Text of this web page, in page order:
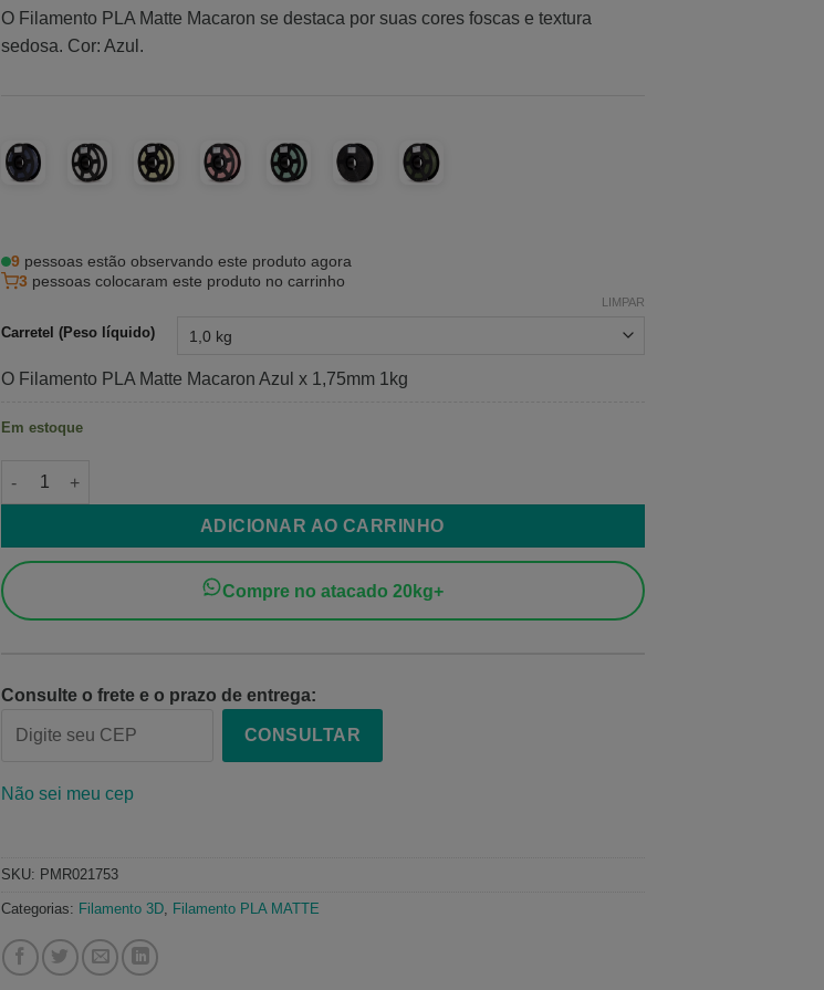
O Filamento PLA Matte Macaron se destaca por suas cores foscas e textura
sedosa. Cor: Azul.
9pessoas estão observando este produto agora
3 pessoas colocaram este produto no carrinho
Carretel (Peso líquido)
LIMPAR
O Filamento PLA Matte Macaron Azul x 1,75mm 1kg
Em estoque
Filamento PLA Matte Macaron Azul quantidade
ADICIONAR AO CARRINHO
Compre no atacado 20kg+
Consulte o frete e o prazo de entrega:
CONSULTAR
Não sei meu cep
SKU: PMR021753
Categorias: Filamento 3D, Filamento PLA MATTE